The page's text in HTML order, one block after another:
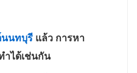
นทบุรี แล้ว การหา
ได้เช่นกัน